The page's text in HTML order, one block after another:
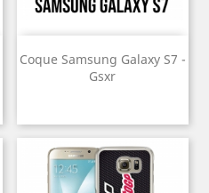
Coque Samsung Galaxy S7 -
Gsxr